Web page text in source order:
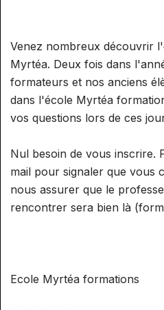
Venez nombreux découvrir
Myrtéa. Deux fois dans
formateurs et nos anciens
dans l'école Myrtéa
vos questions lors de ces
Nul besoin de vous inscrire.
mail pour signaler que vous
nous assurer que le
rencontrer sera bien là
Ecole Myrtéa formations